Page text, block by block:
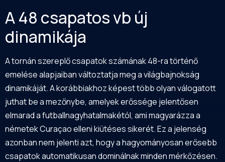
A 48 csapatos vb új
dinamikája
A tornán szereplő csapatok számának 48-ra történő
emelése alapjaiban változtatja meg a világbajnokság
dinamikáját. A korábbiakhoz képest több olyan válogatott
juthat be a mezőnybe, amelyek erőssége jelentősen
elmarad a futballnagyhatalmakétól, ami magyarázza a
németek Curaçao elleni kiütéses sikerét. Ez a jelenség
azonban nem jelenti azt, hogy a hagyományosan erősebb
csapatok automatikusan dominálnak minden mérkőzésen.